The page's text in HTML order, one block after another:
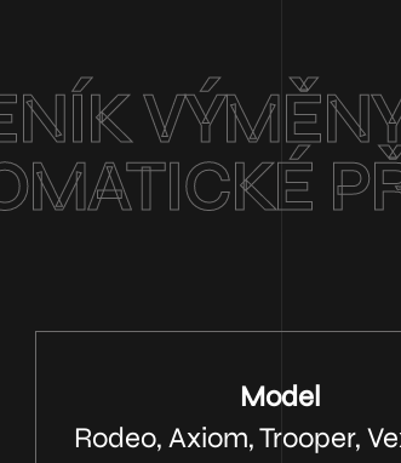
Model
Rodeo, Axiom, Trooper,